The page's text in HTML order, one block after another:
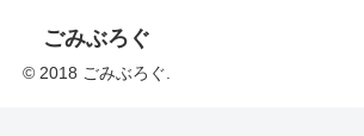
ごみぶろぐ
© 2018 ごみぶろぐ.